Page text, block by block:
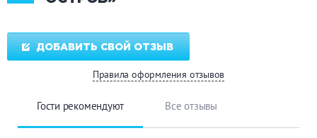
ДОБАВИТЬ СВОЙ ОТЗЫВ
Правила оформления отзывов
Гости рекомендуют Все отзывы